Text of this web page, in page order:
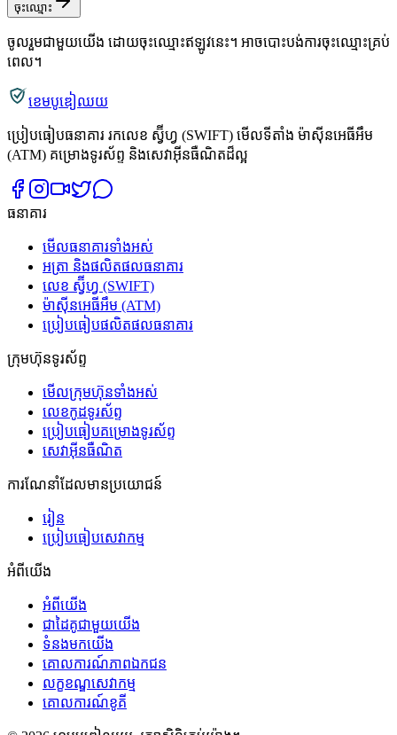
ចុះឈ្មោះ
ចូលរួមជាមួយយើង ដោយចុះឈ្មោះឥឡូវនេះ។ អាចបោះបង់ការចុះឈ្មោះគ្រប់
ពេល។
ខេមបូឌៀឈយ
ប្រៀបធៀបធនាគារ រកលេខ ស្វ៊ីហ្វ (SWIFT) មើលទីតាំង ម៉ាស៊ីនអេធីអឹម
(ATM) គម្រោងទូរស័ព្ទ និងសេវាអ៊ីនធឺណិតដ៏ល្អ
ធនាគារ
មើលធនាគារទាំងអស់
អត្រា និងផលិតផលធនាគារ
លេខ ស្វ៊ីហ្វ (SWIFT)
ម៉ាស៊ីនអេធីអឹម (ATM)
ប្រៀបធៀបផលិតផលធនាគារ
ក្រុមហ៊ុនទូរស័ព្ទ
មើលក្រុមហ៊ុនទាំងអស់
លេខកូដទូរស័ព្ទ
ប្រៀបធៀបគម្រោងទូរស័ព្ទ
សេវាអ៊ីនធឺណិត
ការណែនាំដែលមានប្រយោជន៍
រៀន
ប្រៀបធៀបសេវាកម្ម
អំពីយើង
អំពីយើង
ជាដៃគូជាមួយយើង
ទំនងមកយើង
គោលការណ៍ភាពឯកជន
លក្ខខណ្ឌសេវាកម្ម
គោលការណ៍ខូគី